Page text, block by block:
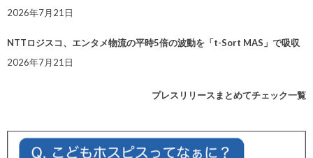
2026年7月21日
NTTロジスコ、エンタメ物流の平時5倍の波動を「t-Sort MAS」で吸収
2026年7月21日
プレスリリースまとめてチェック一覧